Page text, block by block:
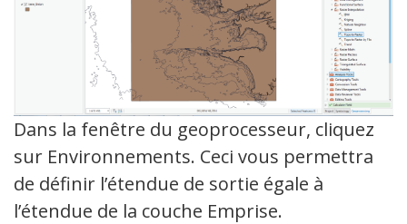
Dans la fenêtre du geoprocesseur, cliquez
sur Environnements. Ceci vous permettra
de définir l’étendue de sortie égale à
l’étendue de la couche Emprise.